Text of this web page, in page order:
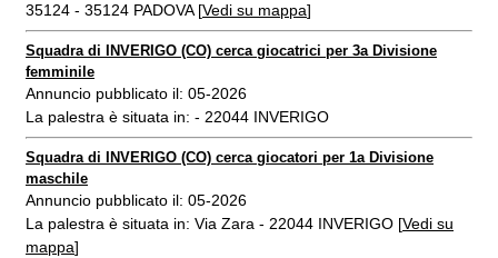
35124 - 35124 PADOVA [Vedi su mappa]
Squadra di INVERIGO (CO) cerca giocatrici per 3a Divisione
femminile
Annuncio pubblicato il: 05-2026
La palestra è situata in: - 22044 INVERIGO
Squadra di INVERIGO (CO) cerca giocatori per 1a Divisione
maschile
Annuncio pubblicato il: 05-2026
La palestra è situata in: Via Zara - 22044 INVERIGO [Vedi su
mappa]